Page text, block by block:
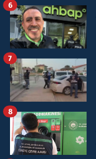
6
7
8